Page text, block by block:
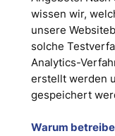
wissen wir,
unsere
solche
Analytics-
erstellt werden
gespeichert
Warum